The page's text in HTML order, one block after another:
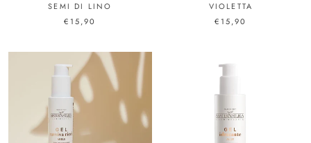
SEMI DI LINO
€15,90
VIOLETTA
€15,90